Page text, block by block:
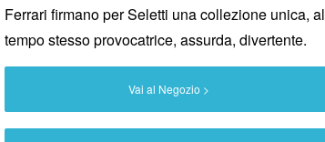
Ferrari firmano per Seletti una collezione unica, al
tempo stesso provocatrice, assurda, divertente.
Vai al Negozio >